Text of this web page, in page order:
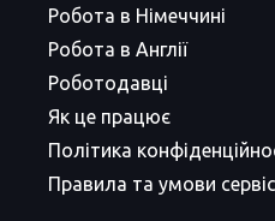
Робота в Німеччині
Робота в Англії
Роботодавці
Як це працює
Політика
Правила та умови